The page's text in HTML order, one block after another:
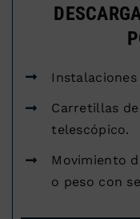
Instalaciones
Carretillas
telescópico.
Movimiento
o peso con